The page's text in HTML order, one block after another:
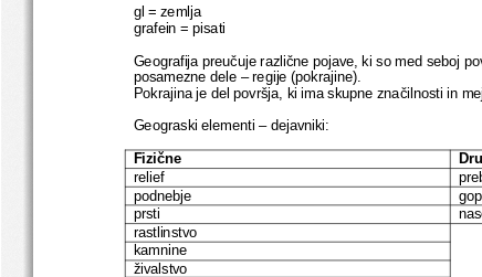
gl = zemlja
grafein = pisati
Geografija preučuje različne pojave, ki so med seboj
posamezne dele – regije (pokrajine).
Pokrajina je del površja, ki ima skupne značilnosti in
Geograski elementi – dejavniki:
Fizične
relief
podnebje
prsti
rastlinstvo
kamnine
živalstvo